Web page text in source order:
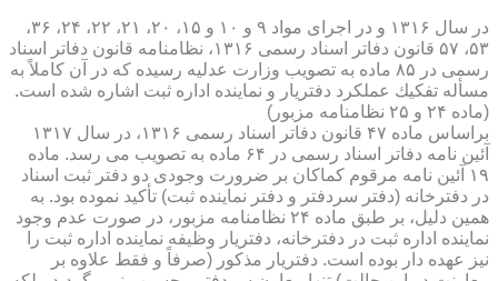
در سال ۱۳۱۶ و در اجرای مواد ۹ و ۱۰ و ۱۵، ۲۰، ۲۱، ۲۲، ۲۴، ۳۶،
۵۳، ۵۷ قانون دفاتر اسناد رسمی ۱۳۱۶، نظامنامه قانون دفاتر اسناد
رسمی در ۸۵ ماده به تصویب وزارت عدلیه رسیده كه در آن كاملاً به
مسأله تفكیك عملكرد دفتریار و نماینده اداره ثبت اشاره شده است.
(ماده ۲۴ و ۲۵ نظامنامه مزبور)
براساس ماده ۴۷ قانون دفاتر اسناد رسمی ۱۳۱۶، در سال ۱۳۱۷
آئین نامه دفاتر اسناد رسمی در ۶۴ ماده به تصویب می رسد. ماده
۱۹ آئین نامه مرقوم كماكان بر ضرورت وجودی دو دفتر ثبت اسناد
در دفترخانه (دفتر سردفتر و دفتر نماینده ثبت) تأكید نموده بود. به
همین دلیل، بر طبق ماده ۲۴ نظامنامه مزبور، در صورت عدم وجود
نماینده اداره ثبت در دفترخانه، دفتریار وظیفه نماینده اداره ثبت را
نیز عهده دار بوده است. دفتریار مذكور (صرفاً و فقط علاوه بر